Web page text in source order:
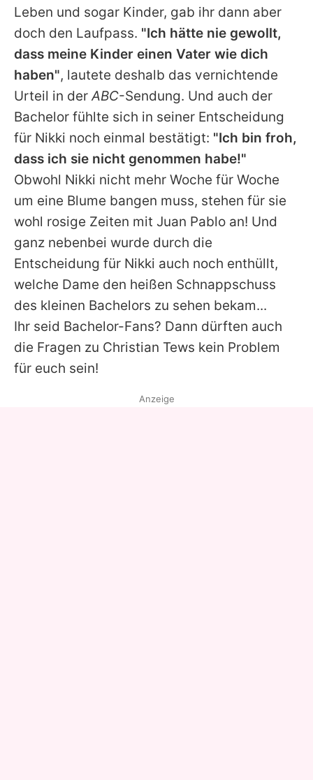
Leben und sogar Kinder, gab ihr dann aber
doch den Laufpass. "Ich hätte nie gewollt,
dass meine Kinder einen Vater wie dich
haben", lautete deshalb das vernichtende
Urteil in der ABC-Sendung. Und auch der
Bachelor fühlte sich in seiner Entscheidung
für Nikki noch einmal bestätigt: "Ich bin froh,
dass ich sie nicht genommen habe!"
Obwohl Nikki nicht mehr Woche für Woche
um eine Blume bangen muss, stehen für sie
wohl rosige Zeiten mit Juan Pablo an! Und
ganz nebenbei wurde durch die
Entscheidung für Nikki auch noch enthüllt,
welche Dame den heißen Schnappschuss
des kleinen Bachelors zu sehen bekam...
Ihr seid Bachelor-Fans? Dann dürften auch
die Fragen zu Christian Tews kein Problem
für euch sein!
Anzeige